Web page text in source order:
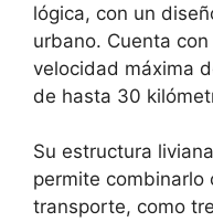
lógica, con un
urbano. Cuenta
velocidad máxima
de hasta 30
Su estructura
permite combinarlo
transporte, como